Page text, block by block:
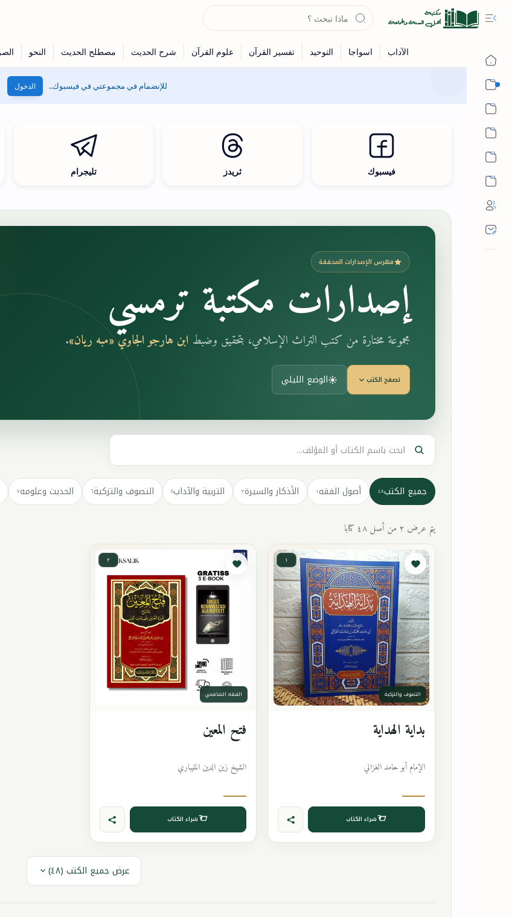
للإنضمام في مجموعتي في فيسبوك.. الدخول
فيسبوك ثريدز تليجرام
فهرس الإصدارات المحققة
إصدارات مكتبة ترمسي
مجموعة مختارة من كتب التراث الإسلامي، بتحقيق وضبط ابن هارجو الجاوي «مبه ريان».
تصفح الكتب الوضع الليلي
جميع الكتب٤٨ أصول الفقه١ الأذكار والسيرة٣ التربية والآداب٥ التصوف والتزكية٦ الحديث وعلومه٧
يتم عرض ٢ من أصل ٤٨ كتابا
١
التصوف والتزكية
بداية الهداية
الإمام أبو حامد الغزالي
شراء الكتاب
٢
الفقه الشافعي
فتح المعين
الشيخ زين الدين المليباري
شراء الكتاب
عرض جميع الكتب (٤٨)